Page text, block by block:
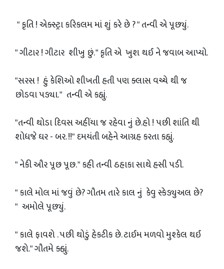
" કૃતિ ! એક્સ્ટ્રા કરિકલમ માં શું કરે છે ? " તન્વી એ પૂછ્યું.
" ગીટાર ! ગીટાર શીખુ છું. " કૃતિ એ ખુશ થઈ ને જવાબ આપ્યો.
"સરસ ! હું કેશિઓ શીખતી હતી પણ ક્લાસ વચ્ચે થી જ
છોડવા પડ્યા. " તન્વી એ કહ્યું.
"તન્વી થોડા દિવસ અહીંયા જ રહેવા નું છે.હો ! પછી શાંતિ થી
શોધજે ઘર - બર. !!" દમયંતી બહેને આગ્રહ કરતા કહ્યું.
" નેકી ઔર પૂછ પૂછ. " કહી તન્વી ઠહાકા સાથે હસી પડી.
" કાલે મોલ માં જવું છે? ગૌતમ તારે કાલ નું કેવુ સ્કેડ્યુઅલ છે?
" અમોલે પૂછ્યું.
" કાલે ફાવશે . પછી થોડું હેકટીક છે. ટાઈમ મળવો મુશ્કેલ થઈ
જશે." ગૌતમે ક્હ્યું.